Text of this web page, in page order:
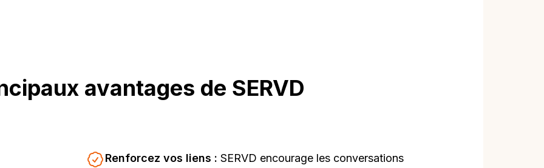
avantages de SERVD
Renforcez vos liens :SERVD encourage les conversations